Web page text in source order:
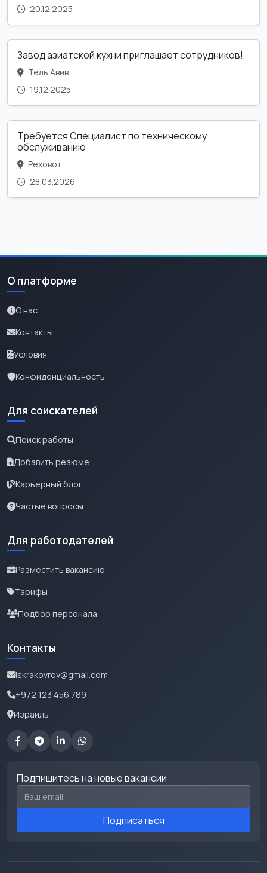
20.12.2025
Завод азиатской кухни приглашает сотрудников!
Тель Авив
19.12.2025
Требуется Специалист по техническому
обслуживанию
Реховот
28.03.2026
О платформе
О нас
Контакты
Условия
Конфиденциальность
Для соискателей
Поиск работы
Добавить резюме
Карьерный блог
Частые вопросы
Для работодателей
Разместить вакансию
Тарифы
Подбор персонала
Контакты
iskrakovrov@gmail.com
+972 123 456 789
Израиль
Подпишитесь на новые вакансии
Email для подписки
Подписаться